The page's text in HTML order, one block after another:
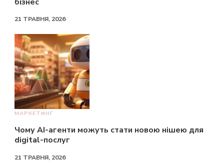
21 ТРАВНЯ, 2026
МАРКЕТИНГ
Чому AI-агенти можуть стати новою нішею для
digital-послуг
21 ТРАВНЯ, 2026